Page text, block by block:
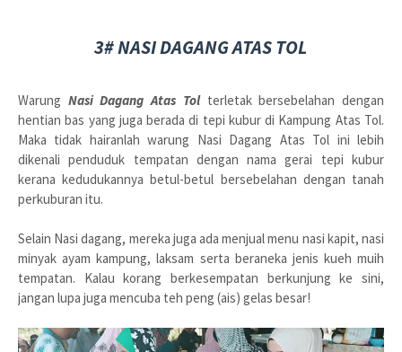
3# NASI DAGANG ATAS TOL
Warung Nasi Dagang Atas Tolterletak bersebelahan dengan
hentian bas yang juga berada di tepi kubur di Kampung Atas Tol.
Maka tidak hairanlah warung Nasi Dagang Atas Tol ini lebih
dikenali penduduk tempatan dengan nama gerai tepi kubur
kerana kedudukannya betul-betul bersebelahan dengan tanah
perkuburan itu.
Selain Nasi dagang, mereka juga ada menjual menu nasi kapit, nasi
minyak ayam kampung, laksam serta beraneka jenis kueh muih
tempatan. Kalau korang berkesempatan berkunjung ke sini,
jangan lupa juga mencuba teh peng (ais) gelas besar!